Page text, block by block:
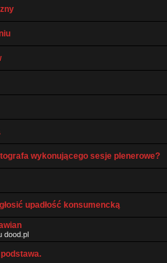
wykonującego sesje plenerowe?
upadłość konsumencką
dood.pl